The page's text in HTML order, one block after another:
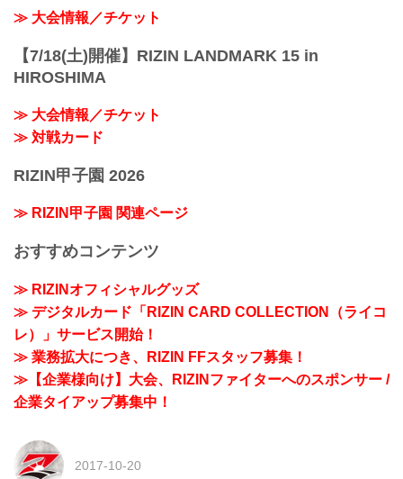
≫ 大会情報／チケット
【7/18(土)開催】RIZIN LANDMARK 15 in
HIROSHIMA
≫ 大会情報／チケット
≫ 対戦カード
RIZIN甲子園 2026
≫ RIZIN甲子園 関連ページ
おすすめコンテンツ
≫ RIZINオフィシャルグッズ
≫ デジタルカード「RIZIN CARD COLLECTION（ライコ
レ）」サービス開始！
≫ 業務拡大につき、RIZIN FFスタッフ募集！
≫【企業様向け】大会、RIZINファイターへのスポンサー /
企業タイアップ募集中！
2017-10-20